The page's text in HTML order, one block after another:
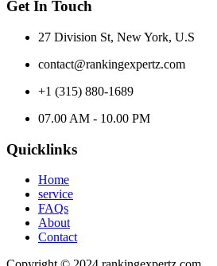
Get In Touch
27 Division St, New York, U.S
contact@rankingexpertz.com
+1 (315) 880-1689
07.00 AM - 10.00 PM
Quicklinks
Home
service
FAQs
About
Contact